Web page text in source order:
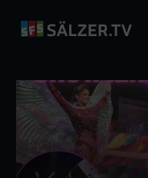
Inhalt
springen